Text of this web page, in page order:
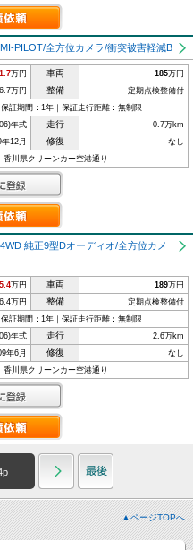
PILOT/全方位カメラ/衝突被害軽減B
万円 車両 185万円
6.7万円 整備 定期点検整備付
証期間：1年｜保証走行距離：無制限
年式 走行 0.7万km
年12月 修復 なし
香川県クリーンカー空港通り
純正9型Dオーディオ/全方位カメ
万円 車両 189万円
6.4万円 整備 定期点検整備付
証期間：1年｜保証走行距離：無制限
年式 走行 2.6万km
年6月 修復 なし
香川県クリーンカー空港通り
p
▲ページTOPへ